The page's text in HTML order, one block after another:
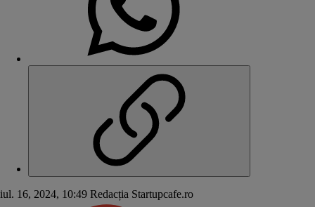
iul. 16, 2024, 10:49 Redacția Startupcafe.ro